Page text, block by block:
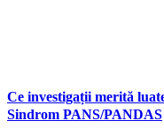
Ce investigații merită
Sindrom PANS/PANDAS